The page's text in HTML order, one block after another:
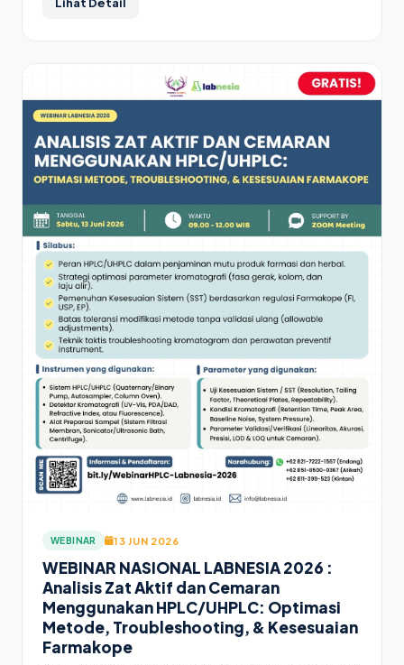
WEBINAR 13 JUN 2026
WEBINAR NASIONAL LABNESIA 2026 :
Analisis Zat Aktif dan Cemaran
Menggunakan HPLC/UHPLC: Optimasi
Metode, Troubleshooting, & Kesesuaian
Farmakope